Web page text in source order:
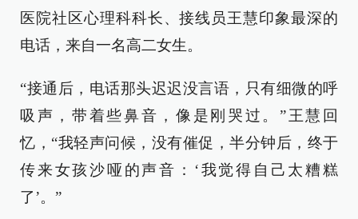
医院社区心理科科长、接线员王慧印象最深的
电话，来自一名高二女生。
“接通后，电话那头迟迟没言语，只有细微的呼
吸声，带着些鼻音，像是刚哭过。”王慧回
忆，“我轻声问候，没有催促，半分钟后，终于
传来女孩沙哑的声音：‘我觉得自己太糟糕
了’。”